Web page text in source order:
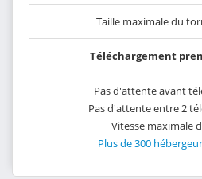
Taille maximale du
Téléchargement
Pas d'attente avant
Pas d'attente entre 2
Vitesse maximale
Plus de 300